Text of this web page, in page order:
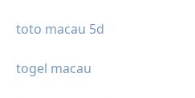
toto macau 5d
togel macau